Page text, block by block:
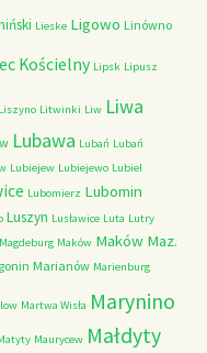
Lieske Ligowo Linówno
Kościelny Lipsk Lipusz
Liszyno Litwinki Liw Liwa
Lubawa Lubań Lubań
Lubiejew Lubiejewo Lubiel
Lubomierz Lubomin
Luszyn Lusławice Luta Lutry
Magdeburg Maków Maków Maz.
Marianów Marienburg
Martwa Wisła Marynino
Maurycew Małdyty